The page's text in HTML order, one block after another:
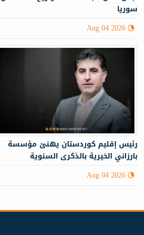
سوريا
Aug 04 2026
رئيس إقليم كوردستان يهنئ مؤسسة
بارزاني الخيرية بالذكرى السنوية
Aug 04 2026